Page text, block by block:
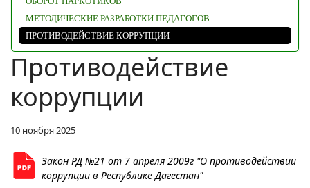
МЕТОДИЧЕСКИЕ РАЗРАБОТКИ ПЕДАГОГОВ
ПРОТИВОДЕЙСТВИЕ КОРРУПЦИИ
Противодействие
коррупции
10 ноября 2025
Закон РД №21 от 7 апреля 2009г "О противодействии
коррупции в Республике Дагестан"